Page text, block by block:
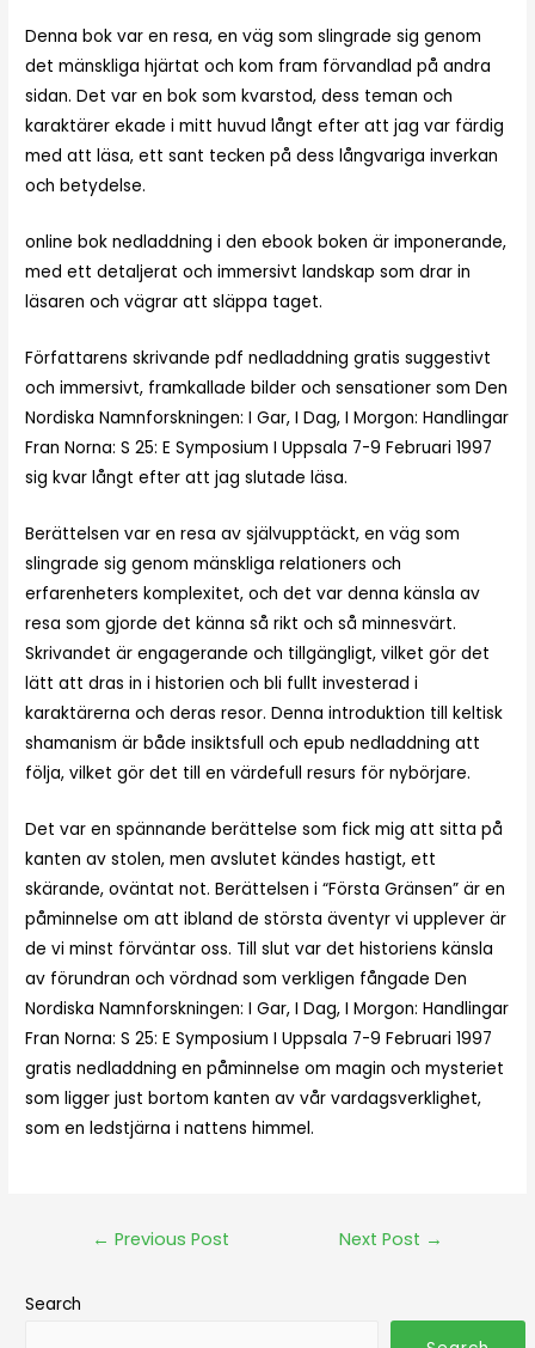
Denna bok var en resa, en väg som slingrade sig genom
det mänskliga hjärtat och kom fram förvandlad på andra
sidan. Det var en bok som kvarstod, dess teman och
karaktärer ekade i mitt huvud långt efter att jag var färdig
med att läsa, ett sant tecken på dess långvariga inverkan
och betydelse.
online bok nedladdning i den ebook boken är imponerande,
med ett detaljerat och immersivt landskap som drar in
läsaren och vägrar att släppa taget.
Författarens skrivande pdf nedladdning gratis suggestivt
och immersivt, framkallade bilder och sensationer som Den
Nordiska Namnforskningen: I Gar, I Dag, I Morgon: Handlingar
Fran Norna: S 25: E Symposium I Uppsala 7-9 Februari 1997
sig kvar långt efter att jag slutade läsa.
Berättelsen var en resa av självupptäckt, en väg som
slingrade sig genom mänskliga relationers och
erfarenheters komplexitet, och det var denna känsla av
resa som gjorde det känna så rikt och så minnesvärt.
Skrivandet är engagerande och tillgängligt, vilket gör det
lätt att dras in i historien och bli fullt investerad i
karaktärerna och deras resor. Denna introduktion till keltisk
shamanism är både insiktsfull och epub nedladdning att
följa, vilket gör det till en värdefull resurs för nybörjare.
Det var en spännande berättelse som fick mig att sitta på
kanten av stolen, men avslutet kändes hastigt, ett
skärande, oväntat not. Berättelsen i “Första Gränsen” är en
påminnelse om att ibland de största äventyr vi upplever är
de vi minst förväntar oss. Till slut var det historiens känsla
av förundran och vördnad som verkligen fångade Den
Nordiska Namnforskningen: I Gar, I Dag, I Morgon: Handlingar
Fran Norna: S 25: E Symposium I Uppsala 7-9 Februari 1997
gratis nedladdning en påminnelse om magin och mysteriet
som ligger just bortom kanten av vår vardagsverklighet,
som en ledstjärna i nattens himmel.
← Previous Post Next Post →
Search